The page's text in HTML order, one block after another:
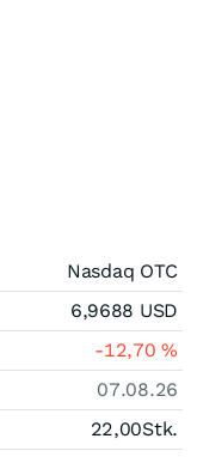
Nasdaq OTC
6,9688 USD
-12,70%
07.08.26
22,00Stk.